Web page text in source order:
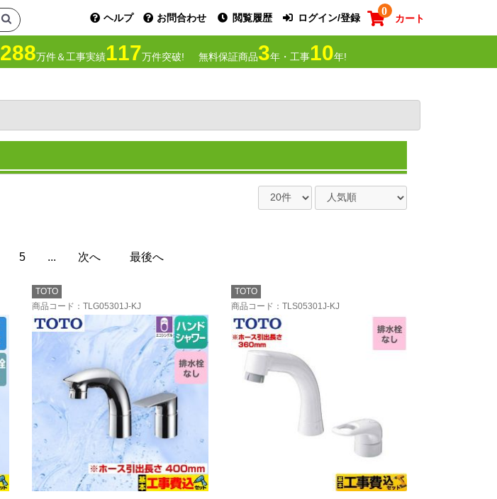
ヘルプ お問合わせ 閲覧履歴 ログイン/登録
0
カート
288万件＆工事実績117万件突破! 無料保証商品3年・工事10年!
5 ... 次へ 最後へ
TOTO
商品コード ：TLG05301J-KJ
TOTO
商品コード ：TLS05301J-KJ